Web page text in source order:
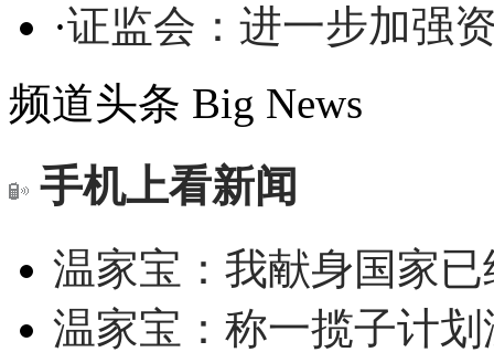
·证监会：进一步加强
频道头条 Big News
手机上看新闻
温家宝：我献身国家
温家宝：称一揽子计